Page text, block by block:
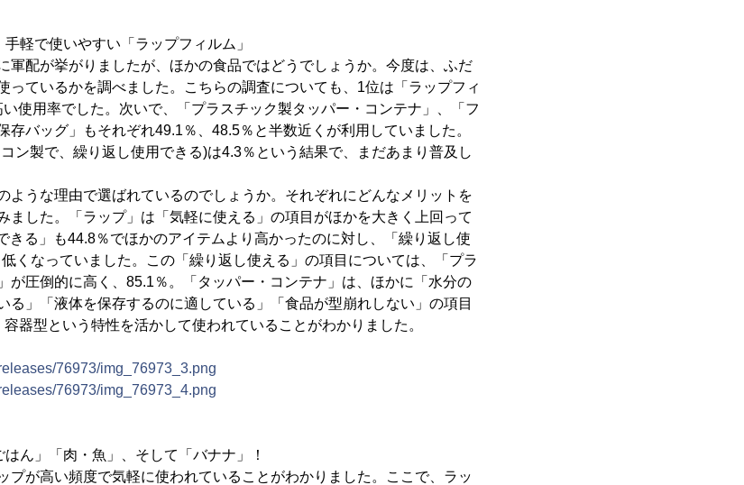
軽で使いやすい「ラップフィルム」
配が挙がりましたが、ほかの食品ではどうでしょうか。今度は、ふだ
っているかを調べました。こちらの調査についても、1位は「ラップフィ
使用率でした。次いで、「プラスチック製タッパー・コンテナ」、「フ
存バッグ」もそれぞれ49.1％、48.5％と半数近くが利用していました。
ン製で、繰り返し使用できる)は4.3％という結果で、まだあまり普及し
うな理由で選ばれているのでしょうか。それぞれにどんなメリットを
ました。「ラップ」は「気軽に使える」の項目がほかを大きく上回って
きる」も44.8％でほかのアイテムより高かったのに対し、「繰り返し使
くなっていました。この「繰り返し使える」の項目については、「プラ
が圧倒的に高く、85.1％。「タッパー・コンテナ」は、ほかに「水分の
る」「液体を保存するのに適している」「食品が型崩れしない」の項目
器型という特性を活かして使われていることがわかりました。
76973/img_76973_3.png
76973/img_76973_4.png
ん」「肉・魚」、そして「バナナ」！
が高い頻度で気軽に使われていることがわかりました。ここで、ラッ